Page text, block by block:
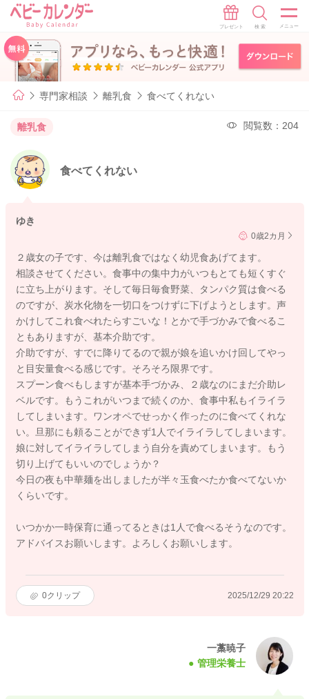
専門家相談 離乳食 食べてくれない
離乳食 閲覧数：204
食べてくれない
ゆき
0歳2カ月
２歳女の子です、今は離乳食ではなく幼児食あげてます。
相談させてください。食事中の集中力がいつもとても短くすぐ
に立ち上がります。そして毎日毎食野菜、タンパク質は食べる
のですが、炭水化物を一切口をつけずに下げようとします。声
かけしてこれ食べれたらすごいな！とかで手づかみで食べるこ
ともありますが、基本介助です。
介助ですが、すでに降りてるので親が娘を追いかけ回してやっ
と目安量食べる感じです。そろそろ限界です。
スプーン食べもしますが基本手づかみ、２歳なのにまだ介助レ
ベルです。もうこれがいつまで続くのか、食事中私もイライラ
してしまいます。ワンオペでせっかく作ったのに食べてくれな
い。旦那にも頼ることができず1人でイライラしてしまいます。
娘に対してイライラしてしまう自分を責めてしまいます。もう
切り上げてもいいのでしょうか？
今日の夜も中華麺を出しましたが半々玉食べたか食べてないか
くらいです。
いつかか一時保育に通ってるときは1人で食べるそうなのです。
アドバイスお願いします。よろしくお願いします。
0クリップ 2025/12/29 20:22
一藁暁子
管理栄養士